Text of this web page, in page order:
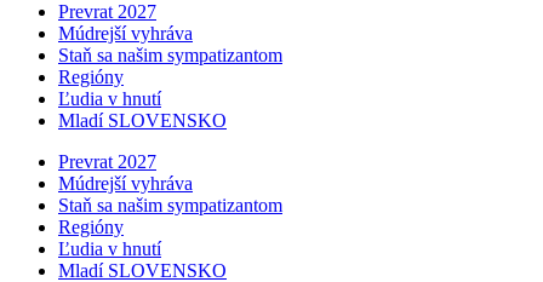
Prevrat 2027
Múdrejší vyhráva
Staň sa našim sympatizantom
Regióny
Ľudia v hnutí
Mladí SLOVENSKO
Prevrat 2027
Múdrejší vyhráva
Staň sa našim sympatizantom
Regióny
Ľudia v hnutí
Mladí SLOVENSKO